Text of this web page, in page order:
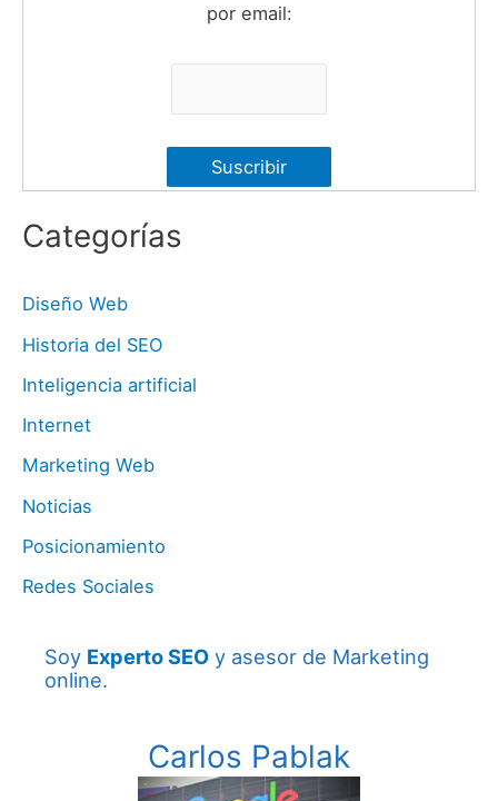
por email:
Categorías
Diseño Web
Historia del SEO
Inteligencia artificial
Internet
Marketing Web
Noticias
Posicionamiento
Redes Sociales
Soy Experto SEO y asesor de Marketing
online.
Carlos Pablak